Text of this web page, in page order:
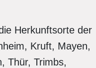
Herkunftsorte der
Kruft, Mayen,
Thür, Trimbs,